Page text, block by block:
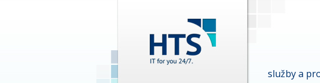
služby a